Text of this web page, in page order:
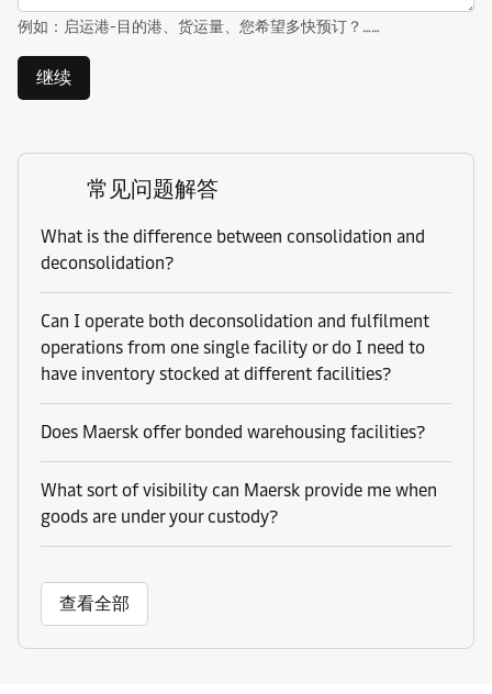
例如：启运港-目的港、货运量、您希望多快预订？……
继续
常见问题解答
What is the difference between consolidation and
deconsolidation?
Can I operate both deconsolidation and fulfilment
operations from one single facility or do I need to
have inventory stocked at different facilities?
Does Maersk offer bonded warehousing facilities?
What sort of visibility can Maersk provide me when
goods are under your custody?
查看全部